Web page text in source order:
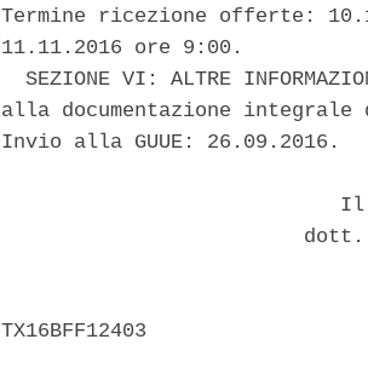
Termine ricezione offerte:
11.11.2016 ore 9:00.
SEZIONE VI: ALTRE
alla documentazione
Invio alla GUUE: 26.09.2016.